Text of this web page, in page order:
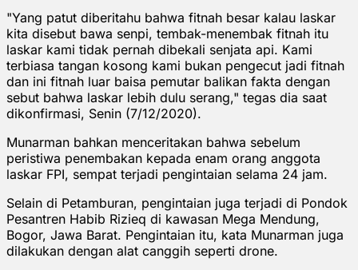
"Yang patut diberitahu bahwa fitnah besar kalau laskar
kita disebut bawa senpi, tembak-menembak fitnah itu
laskar kami tidak pernah dibekali senjata api. Kami
terbiasa tangan kosong kami bukan pengecut jadi fitnah
dan ini fitnah luar baisa pemutar balikan fakta dengan
sebut bahwa laskar lebih dulu serang," tegas dia saat
dikonfirmasi, Senin (7/12/2020).
Munarman bahkan menceritakan bahwa sebelum
peristiwa penembakan kepada enam orang anggota
laskar FPI, sempat terjadi pengintaian selama 24 jam.
Selain di Petamburan, pengintaian juga terjadi di Pondok
Pesantren Habib Rizieq di kawasan Mega Mendung,
Bogor, Jawa Barat. Pengintaian itu, kata Munarman juga
dilakukan dengan alat canggih seperti drone.